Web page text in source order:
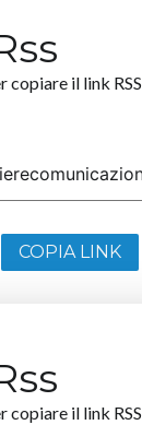
copiare il link RSS
COPIA LINK
copiare il link RSS